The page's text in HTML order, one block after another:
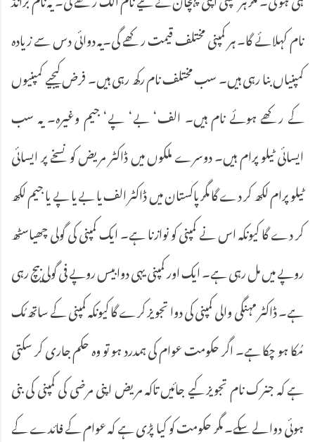
نام کہلائے گا۔ ہر کمپنی مختلف قیمت رکھے گی۔یہ دوائی دس سے زیادہ
کمپنیاں بنا رہی ہیں۔ سب مختلف نام رکھ رہی ہیں۔ فرض کیجیے کمپنیوں
کے رکھے ہوئے نام ہیں۔ الف‘ بے‘ پے‘ جیم وغیرہ۔ یہ سب
ایسائی ٹیلو پرام ہیں۔ دوسرے ملکوں میں ڈاکٹر مریض کو نسخے پر ایسائی
ٹیلو پرام لکھ کر دے گا مگر پاکستان میں ڈاکٹر الف یا بے یا پے یا جیم لکھ
کر دے گا کیونکہ اس نے کمپنی کو نوازنا ہے۔ ایک کمپنی کی گولی چھیاسٹھ
روپے میں مل رہی ہے۔ ایک اور کمپنی یہی دوا بیس روپے فی گولی بیچ رہی
ہے۔ ڈاکٹر مہنگی والی کمپنی کی دوا تجویز کرے گا کیونکہ کمپنی کے ساتھ مُک
مُکا ہو چکا ہے۔ اگر حکومت عوام کی ہمدرد ہو تو وہ حکم جاری کر سکتی
ہے کہ جنرک نام تجویز کیے جائیں تاکہ مریض اپنی مرضی کی کمپنی کی بنی
ہوئی دوا لے سکے۔ مگر حکومت کو کیا پڑی ہے کہ عوام کے فائدے کے